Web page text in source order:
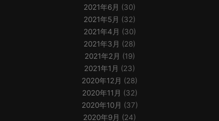
2021年6月 (30)
2021年5月 (32)
2021年4月 (30)
2021年3月 (28)
2021年2月 (19)
2021年1月 (23)
2020年12月 (28)
2020年11月 (32)
2020年10月 (37)
2020年9月 (24)